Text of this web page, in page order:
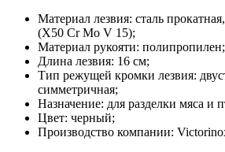
Материал лезвия: сталь
(X50 Cr Mo V 15);
Материал рукояти: полипропилен;
Длина лезвия: 16 см;
Тип режущей кромки лезвия:
симметричная;
Назначение: для разделки мяса и
Цвет: черный;
Производство компании: